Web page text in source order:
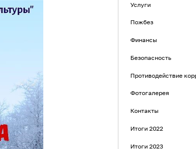
Услуги
Пожбез
Финансы
Безопасность
Противодействие
Фотогалерея
Контакты
Итоги 2022
Итоги 2023